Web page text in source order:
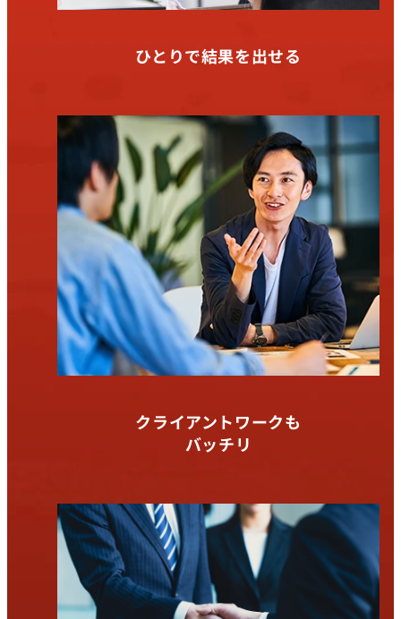
ひとりで結果を出せる
クライアントワークも
バッチリ